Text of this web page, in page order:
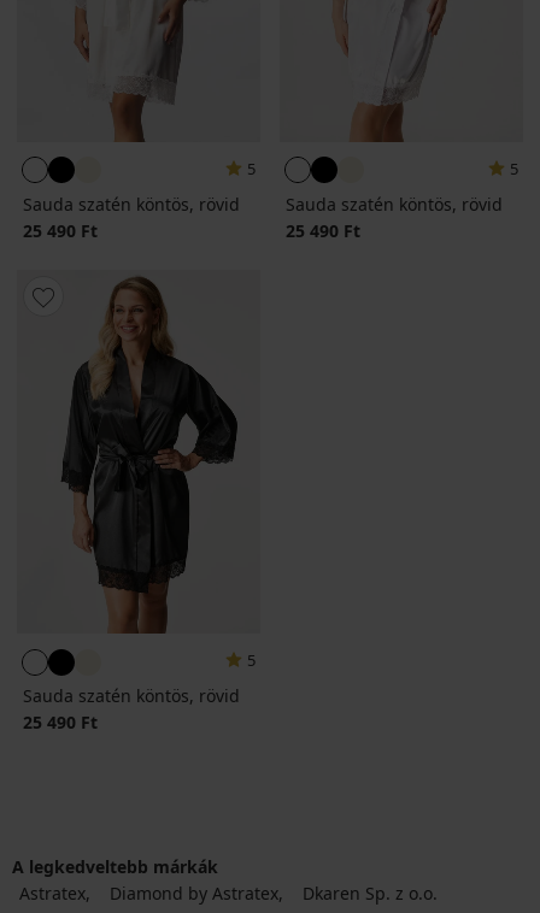
5
Sauda szatén köntös, rövid
25 490 Ft
5
Sauda szatén köntös, rövid
25 490 Ft
5
Sauda szatén köntös, rövid
25 490 Ft
A legkedveltebb márkák
Astratex
Diamond by Astratex Dkaren Sp. z o.o.